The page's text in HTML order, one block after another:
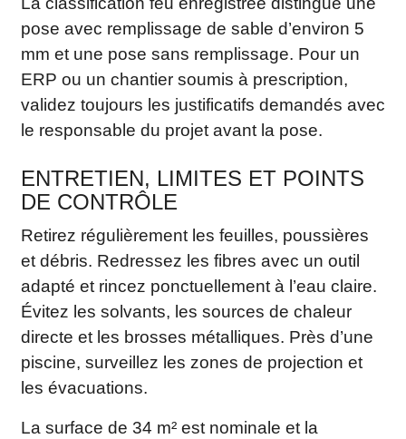
pose avec remplissage de sable d’environ 5
mm et une pose sans remplissage. Pour un
ERP ou un chantier soumis à prescription,
validez toujours les justificatifs demandés avec
le responsable du projet avant la pose.
ENTRETIEN, LIMITES ET POINTS
DE CONTRÔLE
Retirez régulièrement les feuilles, poussières
et débris. Redressez les fibres avec un outil
adapté et rincez ponctuellement à l’eau claire.
Évitez les solvants, les sources de chaleur
directe et les brosses métalliques. Près d’une
piscine, surveillez les zones de projection et
les évacuations.
La surface de 34 m² est nominale et la